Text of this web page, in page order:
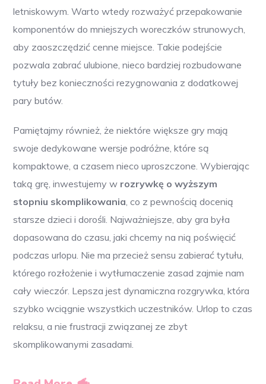
letniskowym. Warto wtedy rozważyć przepakowanie
komponentów do mniejszych woreczków strunowych,
aby zaoszczędzić cenne miejsce. Takie podejście
pozwala zabrać ulubione, nieco bardziej rozbudowane
tytuły bez konieczności rezygnowania z dodatkowej
pary butów.
Pamiętajmy również, że niektóre większe gry mają
swoje dedykowane wersje podróżne, które są
kompaktowe, a czasem nieco uproszczone. Wybierając
taką grę, inwestujemy w rozrywkę o wyższym
stopniu skomplikowania , co z pewnością docenią
starsze dzieci i dorośli. Najważniejsze, aby gra była
dopasowana do czasu, jaki chcemy na nią poświęcić
podczas urlopu. Nie ma przecież sensu zabierać tytułu,
którego rozłożenie i wytłumaczenie zasad zajmie nam
cały wieczór. Lepsza jest dynamiczna rozgrywka, która
szybko wciągnie wszystkich uczestników. Urlop to czas
relaksu, a nie frustracji związanej ze zbyt
skomplikowanymi zasadami.